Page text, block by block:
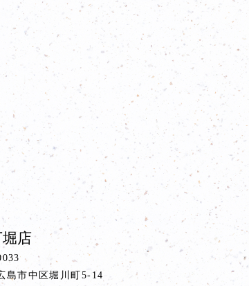
店
島市中区堀川町5-14